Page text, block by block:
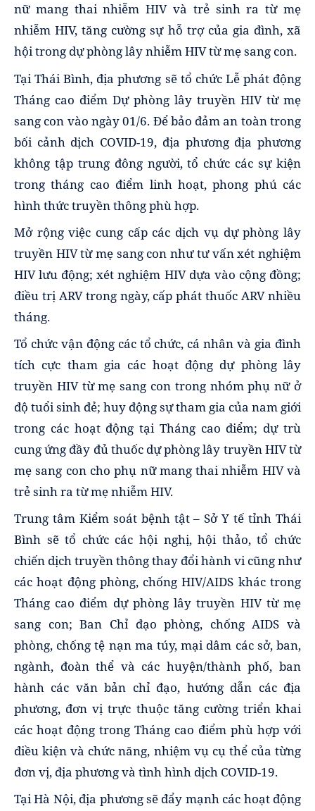
nữ mang thai nhiễm HIV và trẻ sinh ra từ mẹ
nhiễm HIV, tăng cường sự hỗ trợ của gia đình, xã
hội trong dự phòng lây nhiễm HIV từ mẹ sang con.
TạiThái Bình, địa phương sẽ tổ chức Lễ phát động
Tháng cao điểm Dự phòng lây truyền HIV từ mẹ
sang con vào ngày 01/6. Để bảo đảm an toàn trong
bối cảnh dịch COVID-19, địa phương địa phương
không tập trung đông người, tổ chức các sự kiện
trong tháng cao điểm linh hoạt, phong phú các
hình thức truyền thông phù hợp.
Mở rộng việc cung cấp các dịch vụ dự phòng lây
truyền HIV từ mẹ sang con như tư vấn xét nghiệm
HIV lưu động; xét nghiệm HIV dựa vào cộng đồng;
điều trị ARV trong ngày, cấp phát thuốc ARV nhiều
tháng.
Tổ chức vận động các tổ chức, cá nhân và gia đình
tích cực tham gia các hoạt động dự phòng lây
truyền HIV từ mẹ sang con trong nhóm phụ nữ ở
độ tuổi sinh đẻ; huy động sự tham gia của nam giới
trong các hoạt động tại Tháng cao điểm; dự trù
cung ứng đầy đủ thuốc dự phòng lây truyền HIV từ
mẹ sang con cho phụ nữ mang thai nhiễm HIV và
trẻ sinh ra từ mẹ nhiễm HIV.
Trung tâm Kiểm soát bệnh tật – Sở Y tế tỉnh Thái
Bình sẽ tổ chức các hội nghị, hội thảo, tổ chức
chiến dịch truyền thông thay đổi hành vi cũng như
các hoạt động phòng, chống HIV/AIDS khác trong
Tháng cao điểm dự phòng lây truyền HIV từ mẹ
sang con; Ban Chỉ đạo phòng, chống AIDS và
phòng, chống tệ nạn ma túy, mại dâm các sở, ban,
ngành, đoàn thể và các huyện/thành phố, ban
hành các văn bản chỉ đạo, hướng dẫn các địa
phương, đơn vị trực thuộc tăng cường triển khai
các hoạt động trong Tháng cao điểm phù hợp với
điều kiện và chức năng, nhiệm vụ cụ thể của từng
đơn vị, địa phương và tình hình dịch COVID-19.
TạiHà Nội, địa phương sẽ đẩy mạnh các hoạt động